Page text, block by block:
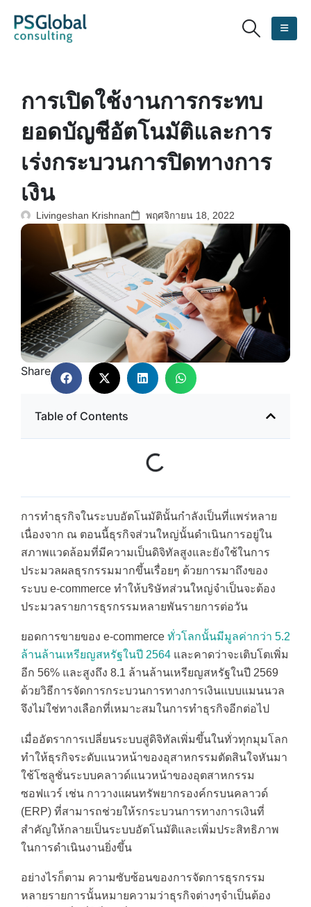
การเปิดใช้งานการกระทบ
ยอดบัญชีอัตโนมัติและการ
เร่งกระบวนการปิดทางการ
เงิน
Livingeshan Krishnan พฤศจิกายน 18, 2022
Share
Table of Contents
การทำธุรกิจในระบบอัตโนมัตินั้นกำลังเป็นที่แพร่หลาย
เนื่องจาก ณ ตอนนี้ธุรกิจส่วนใหญ่นั้นดำเนินการอยู่ใน
สภาพแวดล้อมที่มีความเป็นดิจิทัลสูงและยังใช้ในการ
ประมวลผลธุรกรรมมากขึ้นเรื่อยๆ ด้วยการมาถึงของ
ระบบ e-commerce ทำให้บริษัทส่วนใหญ่จำเป็นจะต้อง
ประมวลรายการธุรกรรมหลายพันรายการต่อวัน
ยอดการขายของ e-commerce ทั่วโลกนั้นมีมูลค่ากว่า 5.2
ล้านล้านเหรียญสหรัฐในปี 2564 และคาดว่าจะเติบโตเพิ่ม
อีก 56% และสูงถึง 8.1 ล้านล้านเหรียญสหรัฐในปี 2569
ด้วยวิธีการจัดการกระบวนการทางการเงินแบบแมนนวล
จึงไม่ใช่ทางเลือกที่เหมาะสมในการทำธุรกิจอีกต่อไป
เมื่ออัตราการเปลี่ยนระบบสู่ดิจิทัลเพิ่มขึ้นในทั่วทุกมุมโลก
ทำให้ธุรกิจระดับแนวหน้าของอุสาหกรรมตัดสินใจหันมา
ใช้โซลูชั่นระบบคลาวด์แนวหน้าของอุตสาหกรรม
ซอฟแวร์ เช่น กาวางแผนทรัพยากรองค์กรบนคลาวด์
(ERP) ที่สามารถช่วยให้รกระบวนการทางการเงินที่
สำคัญให้กลายเป็นระบบอัตโนมัติและเพิ่มประสิทธิภาพ
ในการดำเนินงานยิ่งขึ้น
อย่างไรก็ตาม ความซับซ้อนของการจัดการธุรกรรม
หลายรายการนั้นหมายความว่าธุรกิจต่างๆจำเป็นต้อง